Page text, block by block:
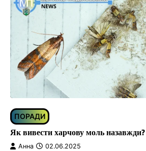
ПОРАДИ
Як вивести харчову моль назавжди?
Анна 02.06.2025